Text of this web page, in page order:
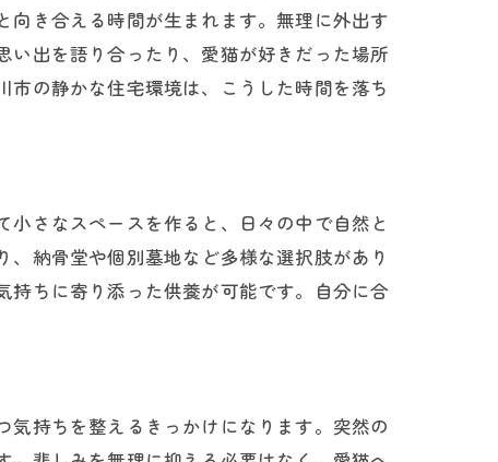
き合える時間が生まれます。無理に外出す
出を語り合ったり、愛猫が好きだった場所
の静かな住宅環境は、こうした時間を落ち
さなスペースを作ると、日々の中で自然と
納骨堂や個別墓地など多様な選択肢があり
持ちに寄り添った供養が可能です。自分に合
持ちを整えるきっかけになります。突然の